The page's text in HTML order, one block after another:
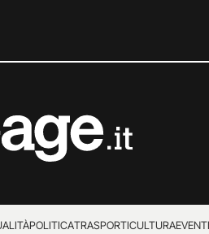
POLITICATRASPORTICULTURAEVENTI